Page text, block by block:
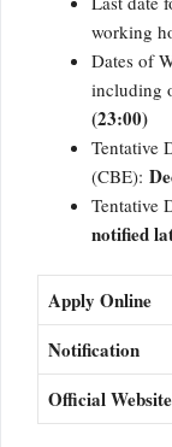
working
Dates of
including
(23:00)
Tentative
(CBE):
Tentative
notified
Apply Online
Notification
Official Website